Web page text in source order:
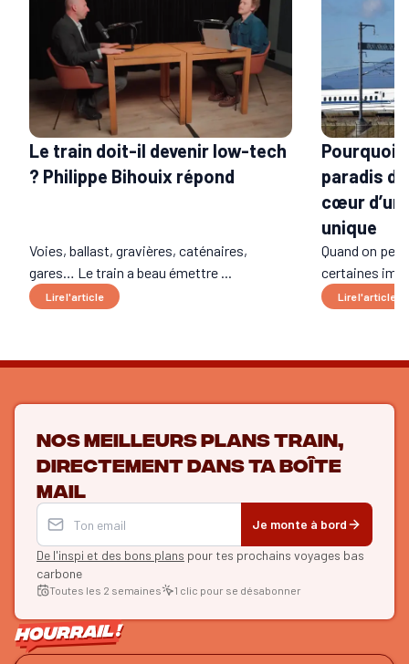
Le train doit-il devenir low-tech
? Philippe Bihouix répond
Voies, ballast, gravières, caténaires,
gares… Le train a beau émettre ...
Lire l'article
Pourquoi
paradis
cœur
unique
Quand on
certaines
Lire l'article
Nos meilleurs plans train,
directement dans ta boîte
mail
Je monte à bord
De l'inspi et des bons plans pour tes prochains voyages bas
carbone
Toutes les 2 semaines 1 clic pour se désabonner